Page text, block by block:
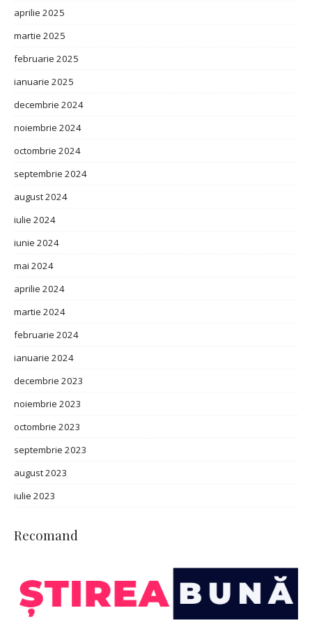
aprilie 2025
martie 2025
februarie 2025
ianuarie 2025
decembrie 2024
noiembrie 2024
octombrie 2024
septembrie 2024
august 2024
iulie 2024
iunie 2024
mai 2024
aprilie 2024
martie 2024
februarie 2024
ianuarie 2024
decembrie 2023
noiembrie 2023
octombrie 2023
septembrie 2023
august 2023
iulie 2023
Recomand